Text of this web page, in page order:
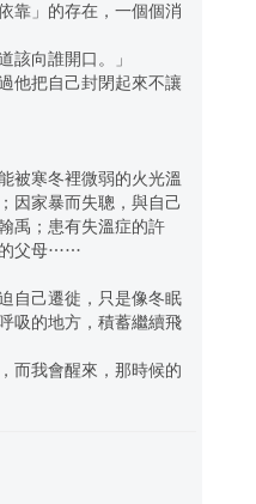
靠」的存在，一個個消
該向誰開口。」
他把自己封閉起來不讓
被寒冬裡微弱的火光溫
家暴而失聰，與自己
禹；患有失溫症的許
的父母……
自己遷徙，只是像冬眠
吸的地方，積蓄繼續飛
而我會醒來，那時候的